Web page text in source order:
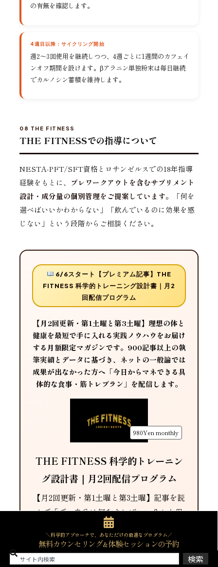
の有無を確認します。
4週目以降：サイクリング開始
週2〜3回使用を継続しつつ、4週ごとに1週間のカフェイ
ンオフ期間を設けます。βアラニン単独粉末は毎日継続
でカルノシン蓄積を維持します。
08 THE FITNESS
THE FITNESSでの指導について
NESTA-PFT/SFT資格とロサンゼルスでの18年指導
経験をもとに、 プレワークアウトを含むサプリメント
設計・成分量の個別管理をご提案しています。
「何を
選べばいいかわからない」「飲んでいるのに効果を感
じない」という段階からご相談ください。
6/6スタート【プレミアム記事】THE
FITNESS 科学的トレーニング設計書｜月2
回配信プログラム
【月2回更新・第1土曜と第3土曜】理想の体と
健康を最短で手に入れる実践ノウハウをお届け
する月額限定マガジンです。900記事以上の執
筆実績とデータに基づき、ネットの一般論では
成果が出なかった方へ「今日からマネできる具
体的な食事・筋トレプラン」を配信します。
980Yen monthly
THE FITNESS 科学的トレーニン
グ設計書｜月2回配信プログラム
【月2回更新・第1土曜と第3土曜】記事を読
んで「で、自分は何をすればいい？」と思
ったら、 THE FITNESSの月額マガジン
では、毎月2回「今月実践すべき食事・筋ト
レの具体的設計」をお届けしています。一
＼科学的アプローチで、あなただけの最適なプログラム／
無料カウンセリング＆体験セッションの予約
検索